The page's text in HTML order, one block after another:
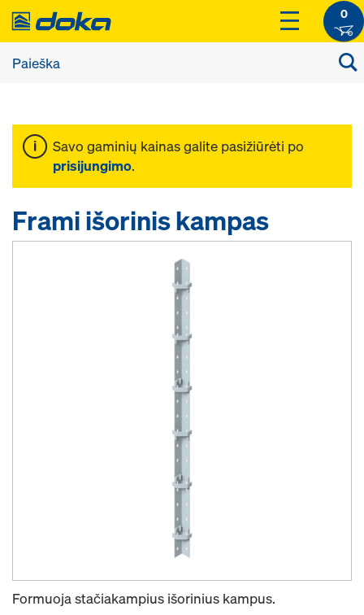
0
Savo gaminių kainas galite pasižiūrėti po
prisijungimo.
Frami išorinis kampas
Formuoja stačiakampius išorinius kampus.